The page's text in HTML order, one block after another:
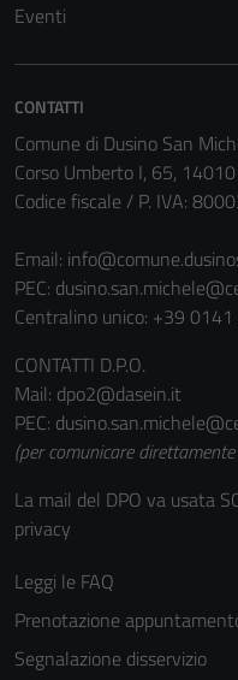
Eventi
CONTATTI
Comune di Dusino San
Corso Umberto I, 65,
Codice fiscale / P. IVA:
Email:
PEC:
Centralino unico: +39
CONTATTI D.P.O.
Mail: dpo2@dasein.it
PEC:
(per comunicare
La mail del DPO va usata
privacy
Leggi le FAQ
Prenotazione
Segnalazione disservizio